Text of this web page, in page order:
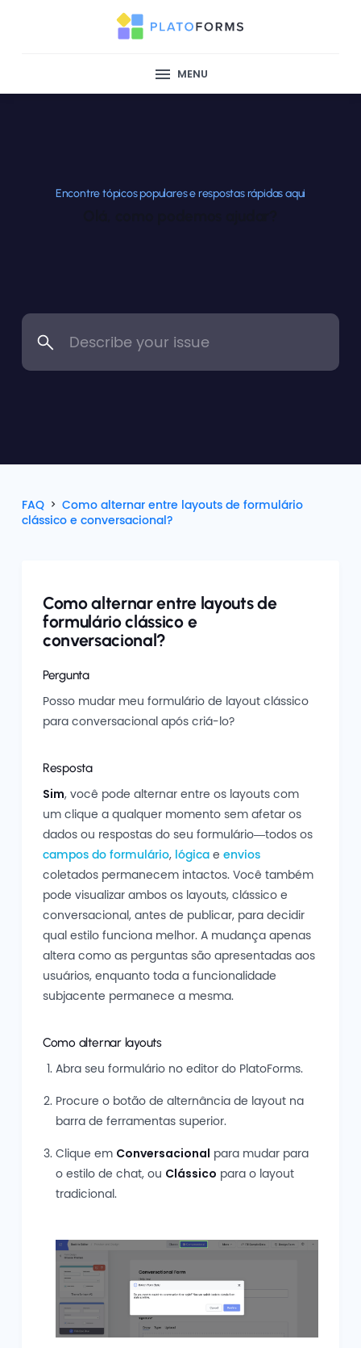
MENU
Encontre tópicos populares e respostas rápidas aqui
FAQ
Como alternar entre layouts de formulário
clássico e conversacional?
Como alternar entre layouts de
formulário clássico e
conversacional?
Pergunta
Posso mudar meu formulário de layout clássico
para conversacional após criá-lo?
Resposta
Sim, você pode alternar entre os layouts com
um clique a qualquer momento sem afetar os
dados ou respostas do seu formulário—todos os
campos do formulário, lógicae envios
coletados permanecem intactos. Você também
pode visualizar ambos os layouts, clássico e
conversacional, antes de publicar, para decidir
qual estilo funciona melhor. A mudança apenas
altera como as perguntas são apresentadas aos
usuários, enquanto toda a funcionalidade
subjacente permanece a mesma.
Como alternar layouts
Abra seu formulário no editor do PlatoForms.
Procure o botão de alternância de layout na
barra de ferramentas superior.
Clique em Conversacional para mudar para
o estilo de chat, ou Clássico para o layout
tradicional.